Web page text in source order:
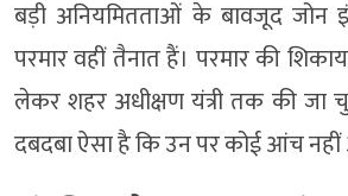
बड़ी अनियमितताओं के बावजूद जोन
परमार वहीं तैनात हैं। परमार की
लेकर शहर अधीक्षण यंत्री तक की जा
दबदबा ऐसा है कि उन पर कोई आंच